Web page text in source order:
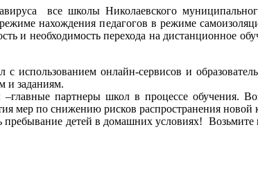
все школы Николаевского
нахождения педагогов в режиме
и необходимость перехода на дистанционное
с использованием онлайн-сервисов и
и заданиям.
партнеры школ в процессе обучения.
мер по снижению рисков распространения
пребывание детей в домашних условиях!